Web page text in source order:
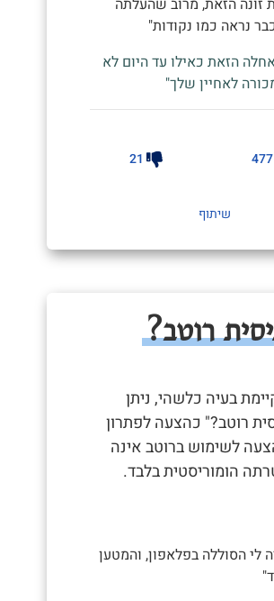
זונה הזאת, מרוב שהעלתה
נראה כמו נקודות"
הזאת כאילו עד היום לא
לאחיין שלך"
477
21
שיתוף
רוטב?
בעיה כלשהי, ניתן
רוטב?" כהצעה לפתרון
לשימוש ברוטב אינה
הומוריסטית בלבד.
לי הסוללה בפלאפון, והמטען